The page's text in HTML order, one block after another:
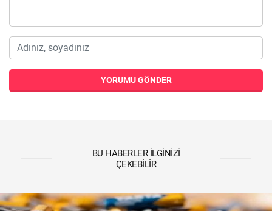
YORUMU GÖNDER
BU HABERLER İLGINIZI
ÇEKEBILIR